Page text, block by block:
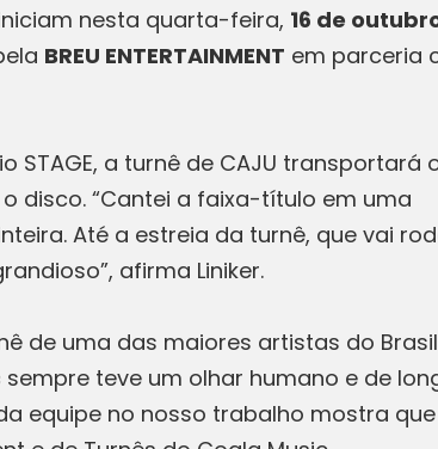
nesta quarta-feira, 16 de
BREU ENTERTAINMENT em parceria
STAGE, a turnê de CAJU transportará
disco. “Cantei a faixa-título em uma
Até a estreia da turnê, que vai
afirma Liniker.
de uma das maiores artistas do
teve um olhar humano e de
equipe no nosso trabalho mostra que